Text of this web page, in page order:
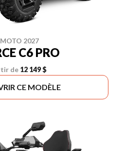
2027
C6 PRO
de 12 149 $
CE MODÈLE